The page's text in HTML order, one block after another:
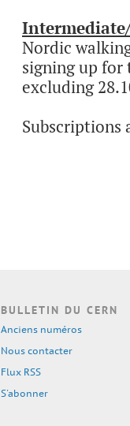
Nordic
signing up for
excluding
BULLETIN DU CERN
Anciens numéros
Nous contacter
Flux RSS
S'abonner